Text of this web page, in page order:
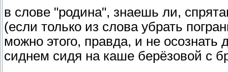
в слове "родина", знаешь ли,
(если только из слова убрать
можно этого, правда, и не осознать
сиднем сидя на каше берёзовой с